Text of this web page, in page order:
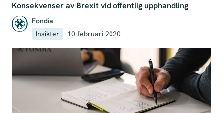
Konsekvenser av Brexit vid offentlig upphandling
Fondia
Insikter
10 februari 2020